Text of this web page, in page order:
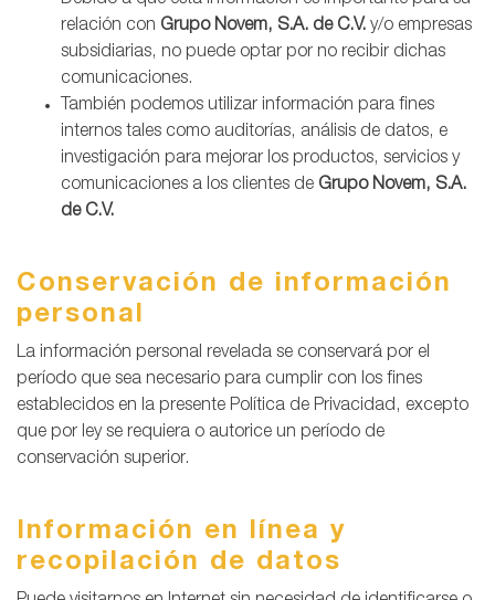
relación con Grupo Novem, S.A. de C.V. y/o empresas
subsidiarias, no puede optar por no recibir dichas
comunicaciones.
También podemos utilizar información para fines
internos tales como auditorías, análisis de datos, e
investigación para mejorar los productos, servicios y
comunicaciones a los clientes de Grupo Novem, S.A.
de C.V.
Conservación de información
personal
La información personal revelada se conservará por el
período que sea necesario para cumplir con los fines
establecidos en la presente Política de Privacidad, excepto
que por ley se requiera o autorice un período de
conservación superior.
Información en línea y
recopilación de datos